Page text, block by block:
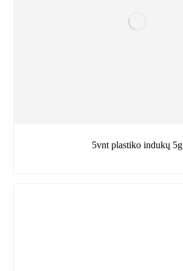
5vnt plastiko indukų 5g